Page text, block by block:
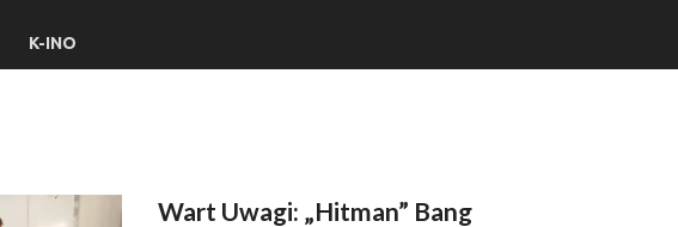
K-INO
Wart Uwagi: „Hitman” Bang